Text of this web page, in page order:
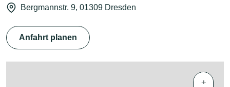
Bergmannstr. 9, 01309 Dresden
Anfahrt planen
+